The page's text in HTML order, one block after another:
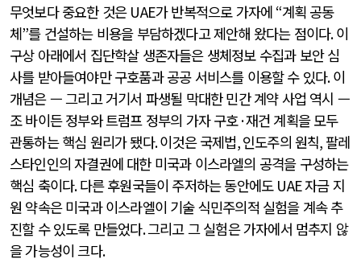
무엇보다 중요한 것은 UAE가 반복적으로 가자에 “계획 공동
체”를 건설하는 비용을 부담하겠다고 제안해 왔다는 점이다.이
구상 아래에서 집단학살 생존자들은 생체정보 수집과 보안 심
사를 받아들여야만 구호품과 공공 서비스를 이용할 수 있다.이
개념은 — 그리고 거기서 파생될 막대한 민간 계약 사업 역시 —
조 바이든 정부와 트럼프 정부의 가자 구호·재건 계획을 모두
관통하는 핵심 원리가 됐다.이것은 국제법,인도주의 원칙, 팔레
스타인인의 자결권에 대한 미국과 이스라엘의 공격을 구성하는
핵심 축이다.다른 후원국들이 주저하는 동안에도 UAE자금 지
원 약속은 미국과 이스라엘이 기술 식민주의적 실험을 계속 추
진할 수 있도록 만들었다.그리고 그 실험은 가자에서 멈추지 않
을 가능성이 크다.